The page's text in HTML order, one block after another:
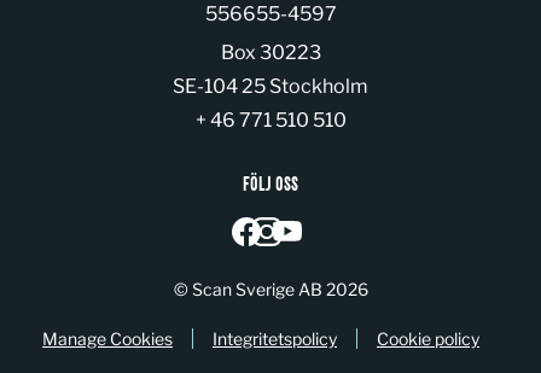
Organization number:
556655-4597
Box 30223
SE-104 25 Stockholm
+ 46 771 510 510
FÖLJ OSS
© Scan Sverige AB 2026
Manage Cookies Integritetspolicy Cookie policy